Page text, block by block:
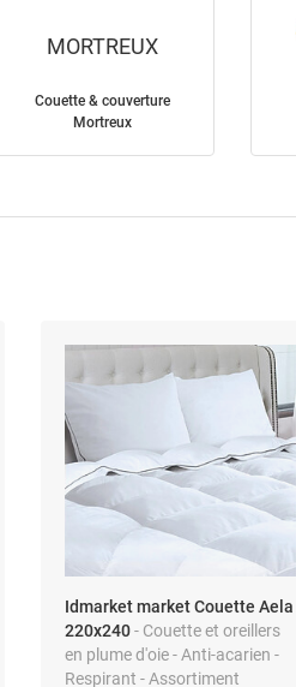
MORTREUX
Couette & couverture
Mortreux
Idmarket market Couette Aela
220x240- Couette et oreillers
en plume d'oie - Anti-acarien -
Respirant - Assortiment